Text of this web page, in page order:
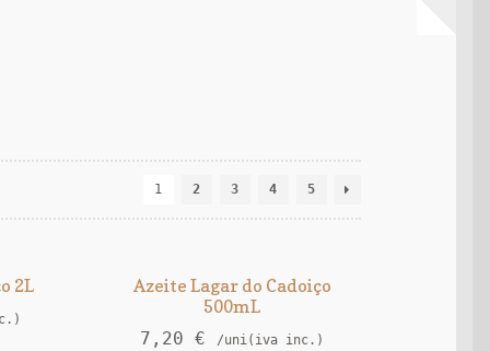
1 2 3 4 5
2L
Azeite Lagar do Cadoiço
500mL
7,20€ /uni(iva inc.)